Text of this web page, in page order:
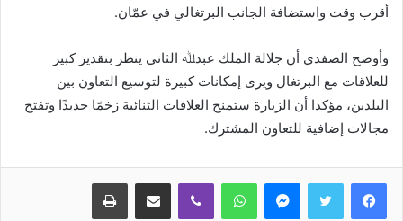
أقرب وقت واستضافة الجانب البرتغالي في عمّان.
وأوضح الصفدي أن جلالة الملك عبدﷲ الثاني ينظر بتقدير كبير
للعلاقات مع البرتغال ويرى إمكانات كبيرة لتوسيع التعاون بين
البلدين، مؤكدا أن الزيارة ستمنح العلاقات الثنائية زخمًا جديدًا وتفتح
مجالات إضافية للتعاون المشترك.
ماسنجر واتساب ڤايبر مشاركة عبر البريد طباعة